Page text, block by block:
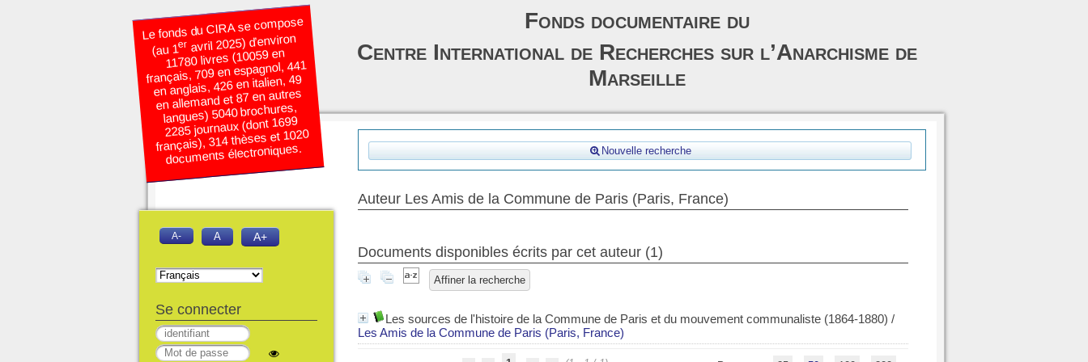
Nouvelle recherche
Auteur Les Amis de la Commune de Paris (Paris, France)
Documents disponibles écrits par cet auteur (1)
Affiner la recherche
Les sources de l'histoire de la Commune de Paris et du mouvement communaliste (1864-1880) /
Les Amis de la Commune de Paris (Paris, France)
Le fonds du CIRA se compose
(au 1eravril 2025) d’environ
11780 livres (10059 en
français, 709 en espagnol, 441
en anglais, 426 en italien, 49
en allemand et 87 en autres
langues) 5040 brochures,
2285 journaux (dont 1699
français), 314 thèses et 1020
documents électroniques.
Fonds documentaire du
Centre International de Recherches sur l’Anarchisme de
Marseille
A- A A+
Se connecter